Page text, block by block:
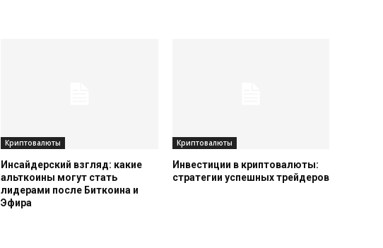
Криптовалюты
Инсайдерский взгляд: какие
альткоины могут стать
лидерами после Биткоина и
Эфира
Криптовалюты
Инвестиции в криптовалюты:
стратегии успешных трейдеров